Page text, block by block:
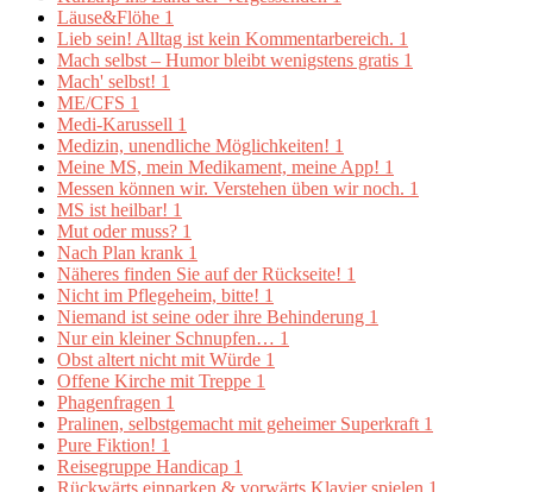
Läuse&Flöhe 1
Lieb sein! Alltag ist kein Kommentarbereich. 1
Mach selbst – Humor bleibt wenigstens gratis 1
Mach' selbst! 1
ME/CFS 1
Medi-Karussell 1
Medizin, unendliche Möglichkeiten! 1
Meine MS, mein Medikament, meine App! 1
Messen können wir. Verstehen üben wir noch. 1
MS ist heilbar! 1
Mut oder muss? 1
Nach Plan krank 1
Näheres finden Sie auf der Rückseite! 1
Nicht im Pflegeheim, bitte! 1
Niemand ist seine oder ihre Behinderung 1
Nur ein kleiner Schnupfen… 1
Obst altert nicht mit Würde 1
Offene Kirche mit Treppe 1
Phagenfragen 1
Pralinen, selbstgemacht mit geheimer Superkraft 1
Pure Fiktion! 1
Reisegruppe Handicap 1
Rückwärts einparken & vorwärts Klavier spielen 1